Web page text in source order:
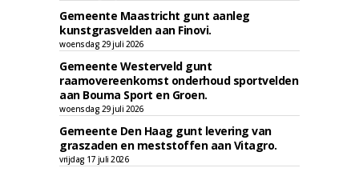
Gemeente Maastricht gunt aanleg
kunstgrasvelden aan Finovi.
woensdag 29 juli 2026
Gemeente Westerveld gunt
raamovereenkomst onderhoud sportvelden
aan Bouma Sport en Groen.
woensdag 29 juli 2026
Gemeente Den Haag gunt levering van
graszaden en meststoffen aan Vitagro.
vrijdag 17 juli 2026